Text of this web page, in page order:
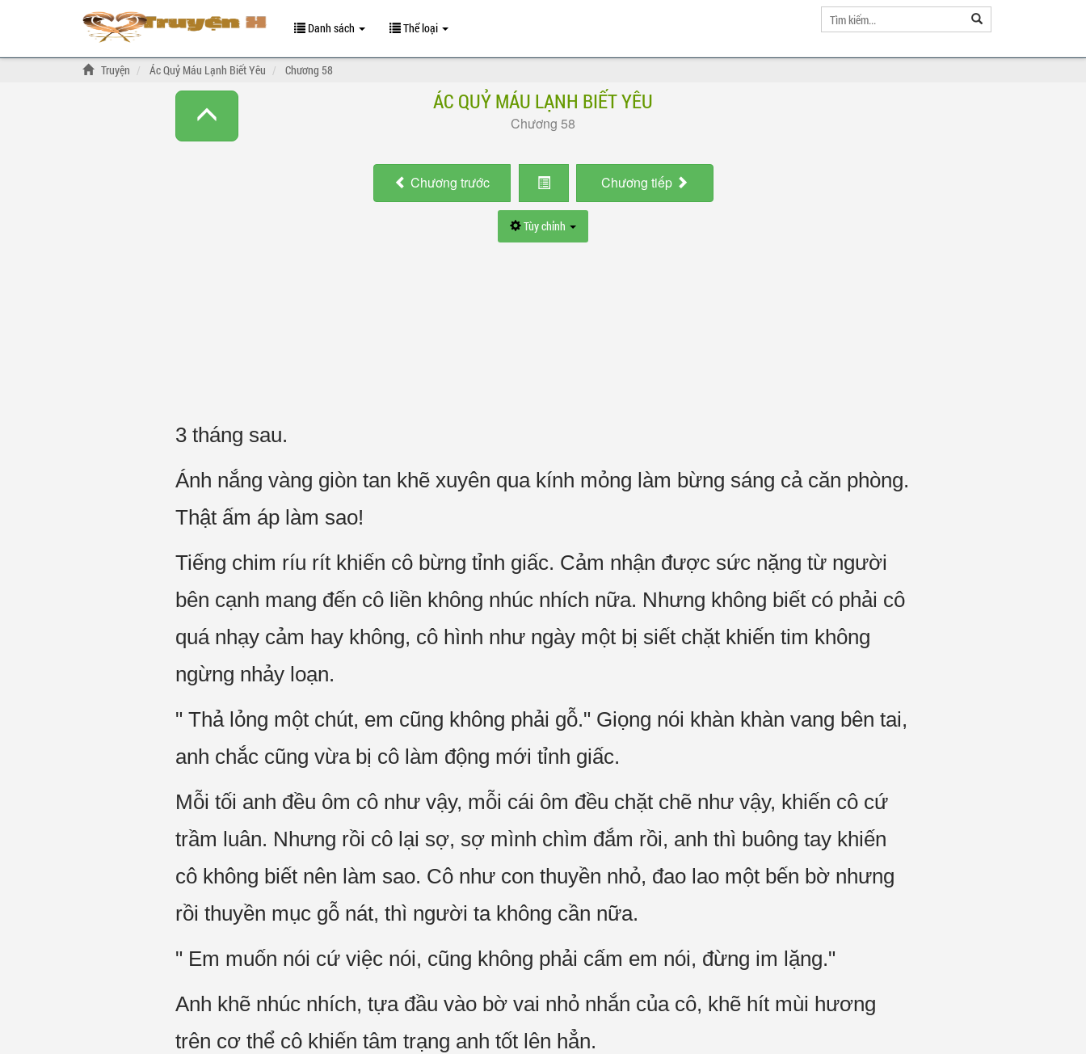
Danh sách Thể loại
Truyện Ác Quỷ Máu Lạnh Biết Yêu Chương 58
ÁC QUỶ MÁU LẠNH BIẾT YÊU
Chương 58
Chương trước Chương tiếp
Tùy chỉnh
3 tháng sau.
Ánh nắng vàng giòn tan khẽ xuyên qua kính mỏng làm bừng sáng cả căn phòng.
Thật ấm áp làm sao!
Tiếng chim ríu rít khiến cô bừng tỉnh giấc. Cảm nhận được sức nặng từ người
bên cạnh mang đến cô liền không nhúc nhích nữa. Nhưng không biết có phải cô
quá nhạy cảm hay không, cô hình như ngày một bị siết chặt khiến tim không
ngừng nhảy loạn.
" Thả lỏng một chút, em cũng không phải gỗ." Giọng nói khàn khàn vang bên tai,
anh chắc cũng vừa bị cô làm động mới tỉnh giấc.
Mỗi tối anh đều ôm cô như vậy, mỗi cái ôm đều chặt chẽ như vậy, khiến cô cứ
trầm luân. Nhưng rồi cô lại sợ, sợ mình chìm đắm rồi, anh thì buông tay khiến
cô không biết nên làm sao. Cô như con thuyền nhỏ, đao lao một bến bờ nhưng
rồi thuyền mục gỗ nát, thì người ta không cần nữa.
" Em muốn nói cứ việc nói, cũng không phải cấm em nói, đừng im lặng."
Anh khẽ nhúc nhích, tựa đầu vào bờ vai nhỏ nhắn của cô, khẽ hít mùi hương
trên cơ thể cô khiến tâm trạng anh tốt lên hẳn.